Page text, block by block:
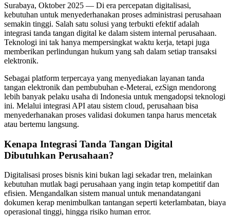
Surabaya, Oktober 2025 — Di era percepatan digitalisasi,
kebutuhan untuk menyederhanakan proses administrasi perusahaan
semakin tinggi. Salah satu solusi yang terbukti efektif adalah
integrasi tanda tangan digital ke dalam sistem internal perusahaan.
Teknologi ini tak hanya mempersingkat waktu kerja, tetapi juga
memberikan perlindungan hukum yang sah dalam setiap transaksi
elektronik.
Sebagai platform terpercaya yang menyediakan layanan tanda
tangan elektronik dan pembubuhan e-Meterai, ezSign mendorong
lebih banyak pelaku usaha di Indonesia untuk mengadopsi teknologi
ini. Melalui integrasi API atau sistem cloud, perusahaan bisa
menyederhanakan proses validasi dokumen tanpa harus mencetak
atau bertemu langsung.
Kenapa Integrasi Tanda Tangan Digital
Dibutuhkan Perusahaan?
Digitalisasi proses bisnis kini bukan lagi sekadar tren, melainkan
kebutuhan mutlak bagi perusahaan yang ingin tetap kompetitif dan
efisien. Mengandalkan sistem manual untuk menandatangani
dokumen kerap menimbulkan tantangan seperti keterlambatan, biaya
operasional tinggi, hingga risiko human error.